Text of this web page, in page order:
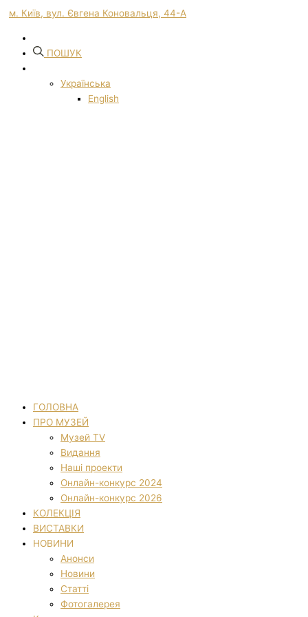
м. Київ, вул. Євгена Коновальця, 44-А
ПОШУК
Українська
English
ГОЛОВНА
ПРО МУЗЕЙ
Музей TV
Видання
Наші проекти
Онлайн-конкурс 2024
Онлайн-конкурс 2026
КОЛЕКЦІЯ
ВИСТАВКИ
НОВИНИ
Анонси
Новини
Статті
Фотогалерея